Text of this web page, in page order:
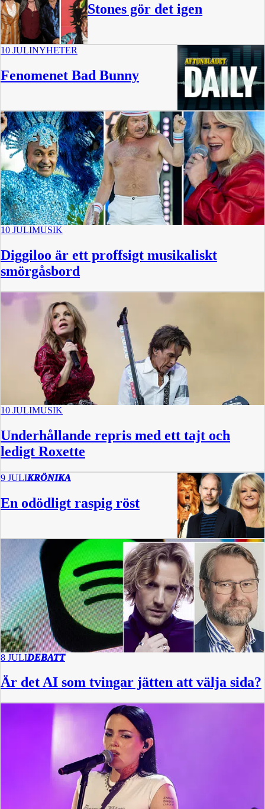
Stones gör det igen
10 JULINYHETER
Fenomenet Bad Bunny
16 min
10 JULIMUSIK
Diggiloo är ett proffsigt musikaliskt
smörgåsbord
10 JULIMUSIK
Underhållande repris med ett tajt och
ledigt Roxette
9 JULIKRÖNIKA
En odödligt raspig röst
8 JULIDEBATT
Är det AI som tvingar jätten att välja sida?